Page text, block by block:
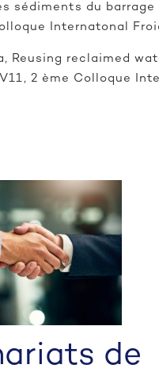
sédiments du barrage
Internatonal
Reusing reclaimed
2 ème Colloque
de